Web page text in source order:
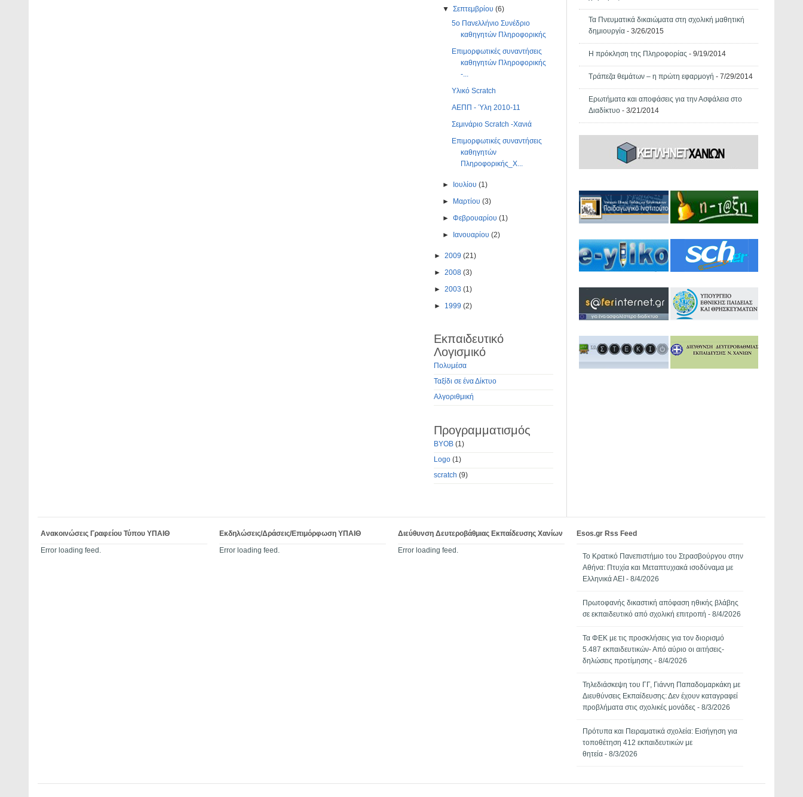
▼Σεπτεμβρίου(6)
5o Πανελλήνιο Συνέδριο
καθηγητών Πληροφορικής
Επιμορφωτικές συναντήσεις
καθηγητών Πληροφορικής
-...
Υλικό Scratch
ΑΕΠΠ - Ύλη 2010-11
Σεμινάριο Scratch -Χανιά
Επιμορφωτικές συναντήσεις
καθηγητών
Πληροφορικής_Χ...
► Ιουλίου(1)
►
Μαρτίου(3)
►Φεβρουαρίου(1)
►
Ιανουαρίου(2)
► 2009 (21)
► 2008 (3)
► 2003 (1)
► 1999 (2)
Εκπαιδευτικό
Λογισμικό
Πολυμέσα
Ταξίδι σε ένα Δίκτυο
Αλγοριθμική
Προγραμματισμός
BYOB (1)
Logo (1)
scratch (9)
Τα Πνευματικά δικαιώματα στη σχολική μαθητική
δημιουργία - 3/26/2015
Η πρόκληση της Πληροφορίας - 9/19/2014
Τράπεζα θεμάτων – η πρώτη εφαρμογή - 7/29/2014
Ερωτήματα και αποφάσεις για την Ασφάλεια στο
Διαδίκτυο - 3/21/2014
Ανακοινώσεις Γραφείου Τύπου ΥΠΑΙΘ
Error loading feed.
Εκδηλώσεις/Δράσεις/Επιμόρφωση ΥΠΑΙΘ
Error loading feed.
Διεύθυνση Δευτεροβάθμιας Εκπαίδευσης Χανίων
Error loading feed.
Esos.gr Rss Feed
Το Κρατικό Πανεπιστήμιο του Στρασβούργου στην
Αθήνα: Πτυχία και Μεταπτυχιακά ισοδύναμα με
Ελληνικά ΑΕΙ - 8/4/2026
Πρωτοφανής δικαστική απόφαση ηθικής βλάβης
σε εκπαιδευτικό από σχολική επιτροπή - 8/4/2026
Τα ΦΕΚ με τις προσκλήσεις για τον διορισμό
5.487 εκπαιδευτικών- Από αύριο οι αιτήσεις-
δηλώσεις προτίμησης - 8/4/2026
Τηλεδιάσκεψη του ΓΓ, Γιάννη Παπαδομαρκάκη με
Διευθύνσεις Εκπαίδευσης: Δεν έχουν καταγραφεί
προβλήματα στις σχολικές μονάδες - 8/3/2026
Πρότυπα και Πειραματικά σχολεία: Εισήγηση για
τοποθέτηση 412 εκπαιδευτικών με
θητεία- 8/3/2026